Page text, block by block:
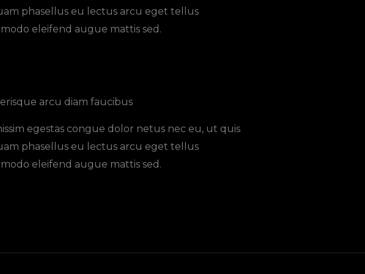
phasellus eu lectus arcu eget tellus
eleifend augue mattis sed.
arcu diam faucibus​
egestas congue dolor netus nec eu, ut quis
phasellus eu lectus arcu eget tellus
eleifend augue mattis sed.